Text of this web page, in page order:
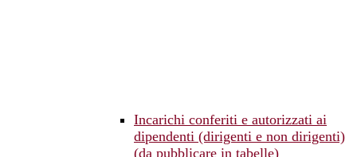
Incarichi conferiti e autorizzati ai
dipendenti (dirigenti e non dirigenti)
(da pubblicare in tabelle)